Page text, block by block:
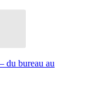
du bureau au